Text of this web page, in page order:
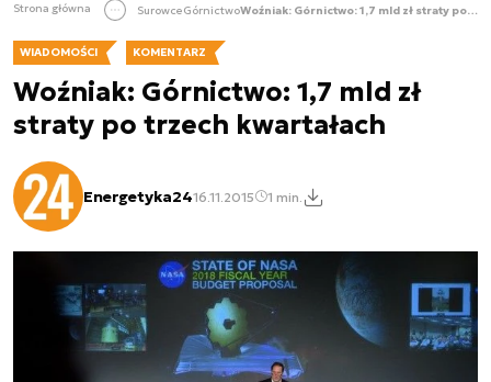
Strona główna SurowceGórnictwo Woźniak: Górnictwo: 1,7 mld zł straty po trzech kwartałach
WIADOMOŚCI KOMENTARZ
Woźniak: Górnictwo: 1,7 mld zł
straty po trzech kwartałach
Energetyka2416.11.2015 1 min.